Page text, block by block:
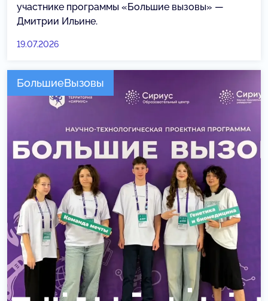
участнике программы «Большие вызовы» —
Дмитрии Ильине.
19.07.2026
БольшиеВызовы